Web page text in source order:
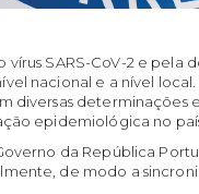
SARS-CoV-2 e pela
nacional e a nível
diversas
epidemiológica no
da República
de modo a